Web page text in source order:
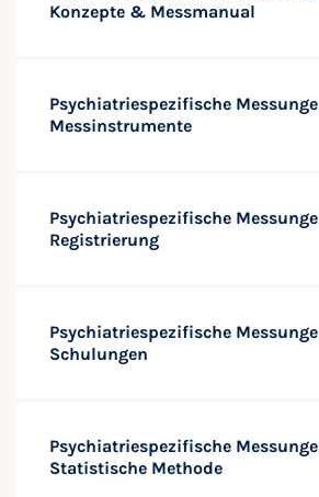
Konzepte & Messmanual
Psychiatriespezifische
Messinstrumente
Psychiatriespezifische
Registrierung
Psychiatriespezifische
Schulungen
Psychiatriespezifische
Statistische Methode